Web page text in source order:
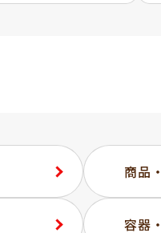
商品
容器